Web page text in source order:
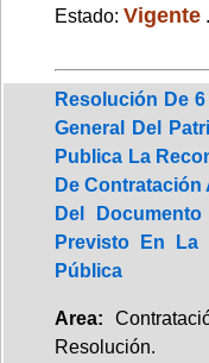
Estado: Vigente .
Resolución De
General Del
Publica La
De
Del
Previsto En La
Pública
Area:
Resolución.